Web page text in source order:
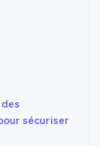
sécuriser